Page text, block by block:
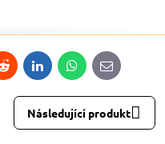
RedditLinkedInWhatsApp
E-
mail
Následující produkt